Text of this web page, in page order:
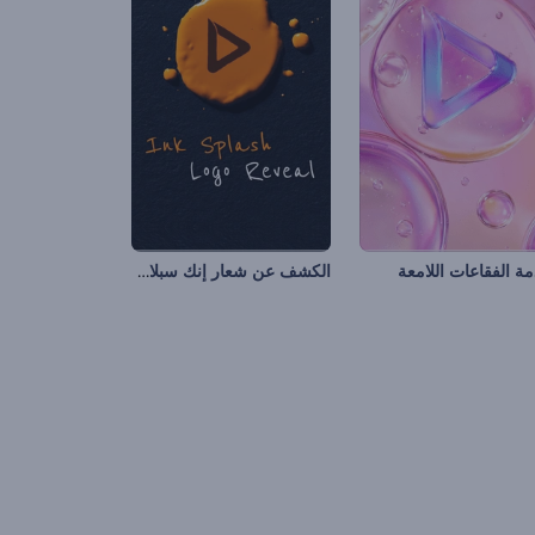
الفقاعات اللامعة الكشف عن شعار إنك سبلاش